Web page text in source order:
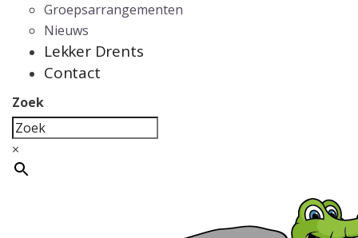
Groepsarrangementen
Nieuws
Lekker Drents
Contact
Zoek
×